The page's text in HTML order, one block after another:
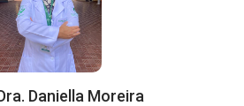
Daniella Moreira